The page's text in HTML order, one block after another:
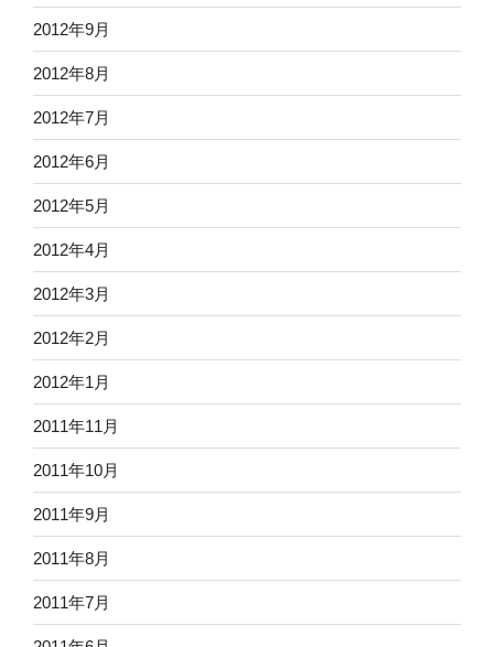
2012年9月
2012年8月
2012年7月
2012年6月
2012年5月
2012年4月
2012年3月
2012年2月
2012年1月
2011年11月
2011年10月
2011年9月
2011年8月
2011年7月